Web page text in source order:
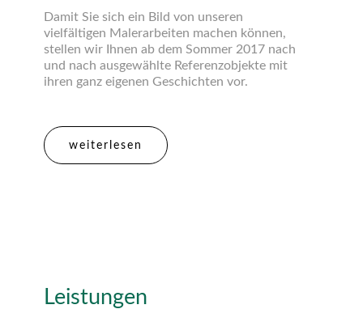
Damit Sie sich ein Bild von unseren
vielfältigen Malerarbeiten machen können,
stellen wir Ihnen ab dem Sommer 2017 nach
und nach ausgewählte Referenzobjekte mit
ihren ganz eigenen Geschichten vor.
weiterlesen
Leistungen